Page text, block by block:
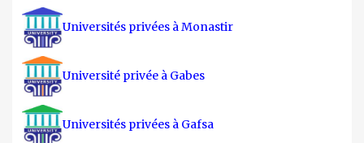
Universités privées à Monastir
Université privée à Gabes
Universités privées à Gafsa